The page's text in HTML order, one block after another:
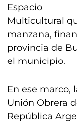
Espacio
Multicultural
manzana,
provincia de
el municipio.
En ese marco,
Unión Obrera
República